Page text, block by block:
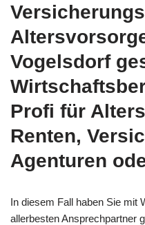
Vogelsdorf
Profi für
Renten,
Agenturen
In diesem Fall haben Sie mit
allerbesten Ansprechpartner